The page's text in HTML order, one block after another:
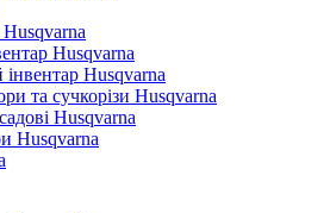
Husqvarna
інвентар Husqvarna
та сучкорізи Husqvarna
Husqvarna
Husqvarna